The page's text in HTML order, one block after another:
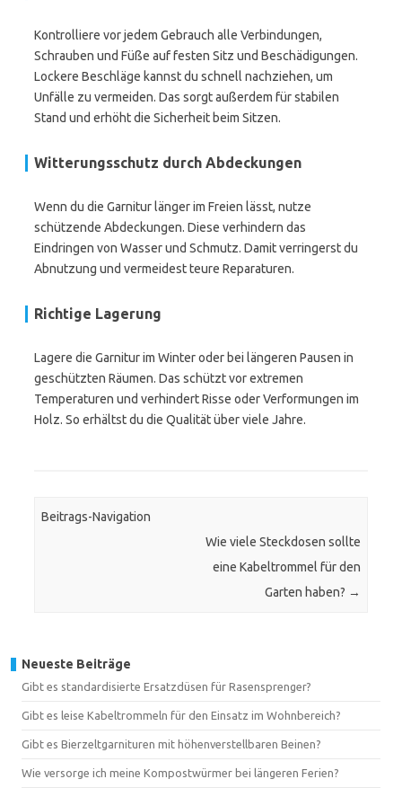
Kontrolliere vor jedem Gebrauch alle Verbindungen,
Schrauben und Füße auf festen Sitz und Beschädigungen.
Lockere Beschläge kannst du schnell nachziehen, um
Unfälle zu vermeiden. Das sorgt außerdem für stabilen
Stand und erhöht die Sicherheit beim Sitzen.
Witterungsschutz durch Abdeckungen
Wenn du die Garnitur länger im Freien lässt, nutze
schützende Abdeckungen. Diese verhindern das
Eindringen von Wasser und Schmutz. Damit verringerst du
Abnutzung und vermeidest teure Reparaturen.
Richtige Lagerung
Lagere die Garnitur im Winter oder bei längeren Pausen in
geschützten Räumen. Das schützt vor extremen
Temperaturen und verhindert Risse oder Verformungen im
Holz. So erhältst du die Qualität über viele Jahre.
Beitrags-Navigation
Wie viele Steckdosen sollte
eine Kabeltrommel für den
Garten haben? →
Neueste Beiträge
Gibt es standardisierte Ersatzdüsen für Rasensprenger?
Gibt es leise Kabeltrommeln für den Einsatz im Wohnbereich?
Gibt es Bierzeltgarnituren mit höhenverstellbaren Beinen?
Wie versorge ich meine Kompostwürmer bei längeren Ferien?